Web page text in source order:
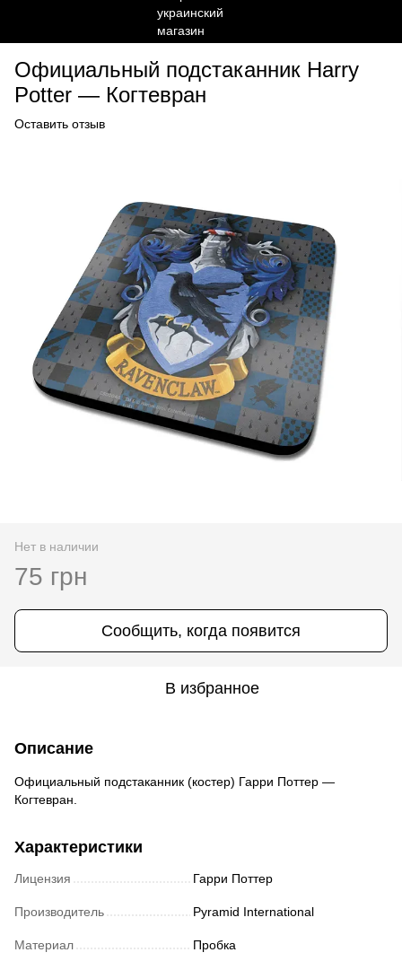
Официальный подстаканник Harry
Potter — Когтевран
Оставить отзыв
Нет в наличии
75 грн
Сообщить, когда появится
В избранное
Описание
Официальный подстаканник (костер) Гарри Поттер —
Когтевран.
Характеристики
Лицензия Гарри Поттер
Производитель Pyramid International
Материал Пробка